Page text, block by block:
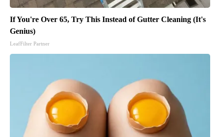
If You're Over 65, Try This Instead of Gutter Cleaning (It's
Genius)
LeafFilter Partner